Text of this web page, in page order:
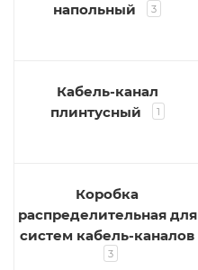
напольный
3
Кабель-канал
плинтусный
1
Коробка
распределительная для
систем кабель-каналов
3